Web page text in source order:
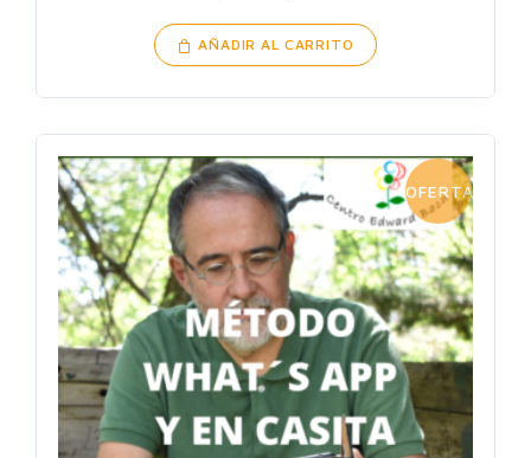
AÑADIR AL CARRITO
OFERTA!